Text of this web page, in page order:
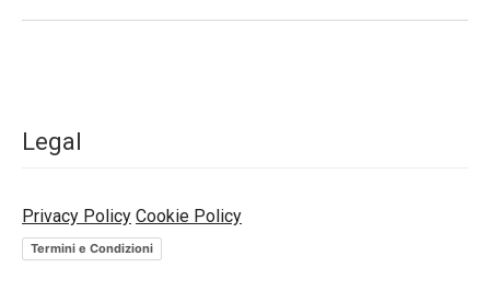
Legal
Privacy Policy Cookie Policy
Termini e Condizioni